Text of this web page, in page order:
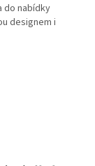
do nabídky
designem i